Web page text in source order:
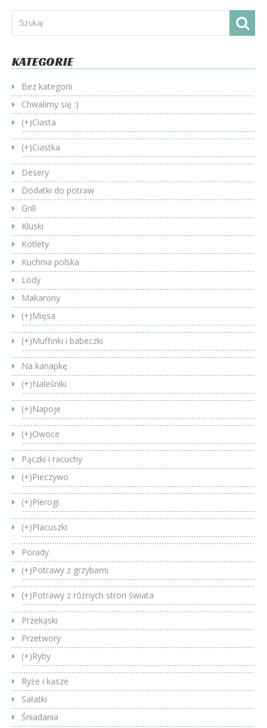
KATEGORIE
Bez kategorii
Chwalimy się :)
(+)Ciasta
(+)Ciastka
Desery
Dodatki do potraw
Grill
Kluski
Kotlety
Kuchnia polska
Lody
Makarony
(+)Mięsa
(+)Muffinki i babeczki
Na kanapkę
(+)Naleśniki
(+)Napoje
(+)Owoce
Pączki i racuchy
(+)Pieczywo
(+)Pierogi
(+)Placuszki
Porady
(+)Potrawy z grzybami
(+)Potrawy z różnych stron świata
Przekąski
Przetwory
(+)Ryby
Ryże i kasze
Sałatki
Śniadania